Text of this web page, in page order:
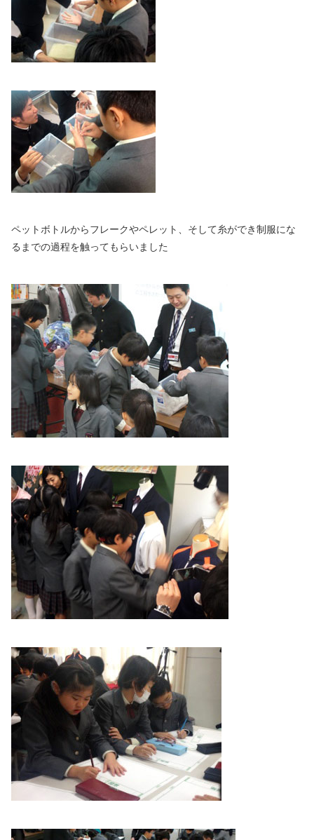
ペットボトルからフレークやペレット、そして糸ができ制服にな
るまでの過程を触ってもらいました